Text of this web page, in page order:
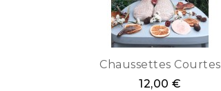
Chaussettes Courtes
12,00 €